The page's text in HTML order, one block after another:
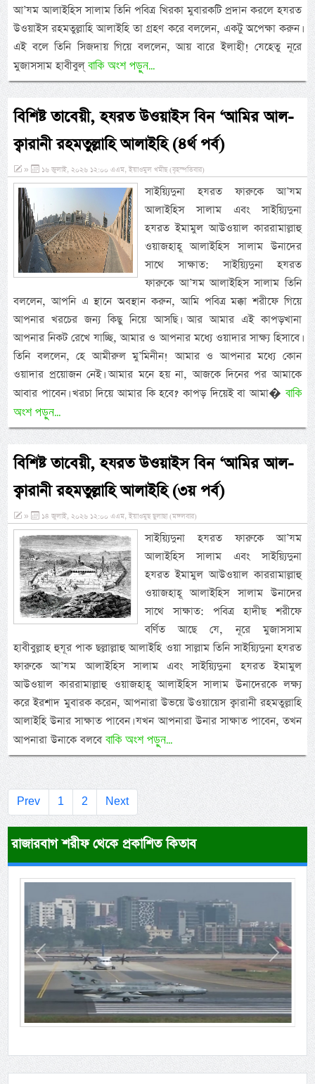
আ’যম আলাইহিস সালাম তিনি পবিত্র খিরকা মুবারকটি প্রদান করলে হযরত
উওয়াইস রহমতুল্লাহি আলাইহি তা গ্রহণ করে বললেন, একটু অপেক্ষা করুন।
এই বলে তিনি সিজদায় গিয়ে বললেন, আয় বারে ইলাহী! যেহেতু নূরে
মুজাসসাম হাবীবুল্বাকি অংশ পড়ুন...
বিশিষ্ট তাবেয়ী, হযরত উওয়াইস বিন ‘আমির আল-
ক্বারানী রহমতুল্লাহি আলাইহি (৪র্থ পর্ব)
» ১৬ জুলাই, ২০২৬ ১২:০০ এএম, ইয়াওমুল খমীছ (বৃহস্পতিবার)
সাইয়্যিদুনা হযরত ফারুকে আ’যম
আলাইহিস সালাম এবং সাইয়্যিদুনা
হযরত ইমামুল আউওয়াল কাররামাল্লাহু
ওয়াজহাহূ আলাইহিস সালাম উনাদের
সাথে সাক্ষাত: সাইয়্যিদুনা হযরত
ফারুকে আ’যম আলাইহিস সালাম তিনি
বললেন, আপনি এ স্থানে অবস্থান করুন, আমি পবিত্র মক্কা শরীফে গিয়ে
আপনার খরচের জন্য কিছু নিয়ে আসছি। আর আমার এই কাপড়খানা
আপনার নিকট রেখে যাচ্ছি, আমার ও আপনার মধ্যে ওয়াদার সাক্ষ্য হিসাবে।
তিনি বললেন, হে আমীরুল মু’মিনীন! আমার ও আপনার মধ্যে কোন
ওয়াদার প্রয়োজন নেই। আমার মনে হয় না, আজকে দিনের পর আমাকে
আবার পাবেন। খরচা দিয়ে আমার কি হবে? কাপড় দিয়েই বা আমা� বাকি
অংশ পড়ুন...
বিশিষ্ট তাবেয়ী, হযরত উওয়াইস বিন ‘আমির আল-
ক্বারানী রহমতুল্লাহি আলাইহি (৩য় পর্ব)
» ১৪ জুলাই, ২০২৬ ১২:০০ এএম, ইয়াওমুছ ছুলাছা (মঙ্গলবার)
সাইয়্যিদুনা হযরত ফারুকে আ’যম
আলাইহিস সালাম এবং সাইয়্যিদুনা
হযরত ইমামুল আউওয়াল কাররামাল্লাহু
ওয়াজহাহূ আলাইহিস সালাম উনাদের
সাথে সাক্ষাত: পবিত্র হাদীছ শরীফে
বর্ণিত আছে যে, নূরে মুজাসসাম
হাবীবুল্লাহ হুযূর পাক ছল্লাল্লাহু আলাইহি ওয়া সাল্লাম তিনি সাইয়্যিদুনা হযরত
ফারুকে আ’যম আলাইহিস সালাম এবং সাইয়্যিদুনা হযরত ইমামুল
আউওয়াল কাররামাল্লাহু ওয়াজহাহূ আলাইহিস সালাম উনাদেরকে লক্ষ্য
করে ইরশাদ মুবারক করেন, আপনারা উভয়ে উওয়ায়েস ক্বারানী রহমতুল্লাহি
আলাইহি উনার সাক্ষাত পাবেন। যখন আপনারা উনার সাক্ষাত পাবেন, তখন
আপনারা উনাকে বলবেবাকি অংশ পড়ুন...
Prev 1 2 Next
রাজারবাগ শরীফ থেকে প্রকাশিত কিতাব
Previous Next